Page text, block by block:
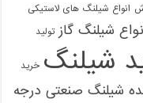
انواع شیلنگ های لاستیکی
شیلنگ گاز تولید
شیلنگ خرید
شیلنگ صنعتی درجه